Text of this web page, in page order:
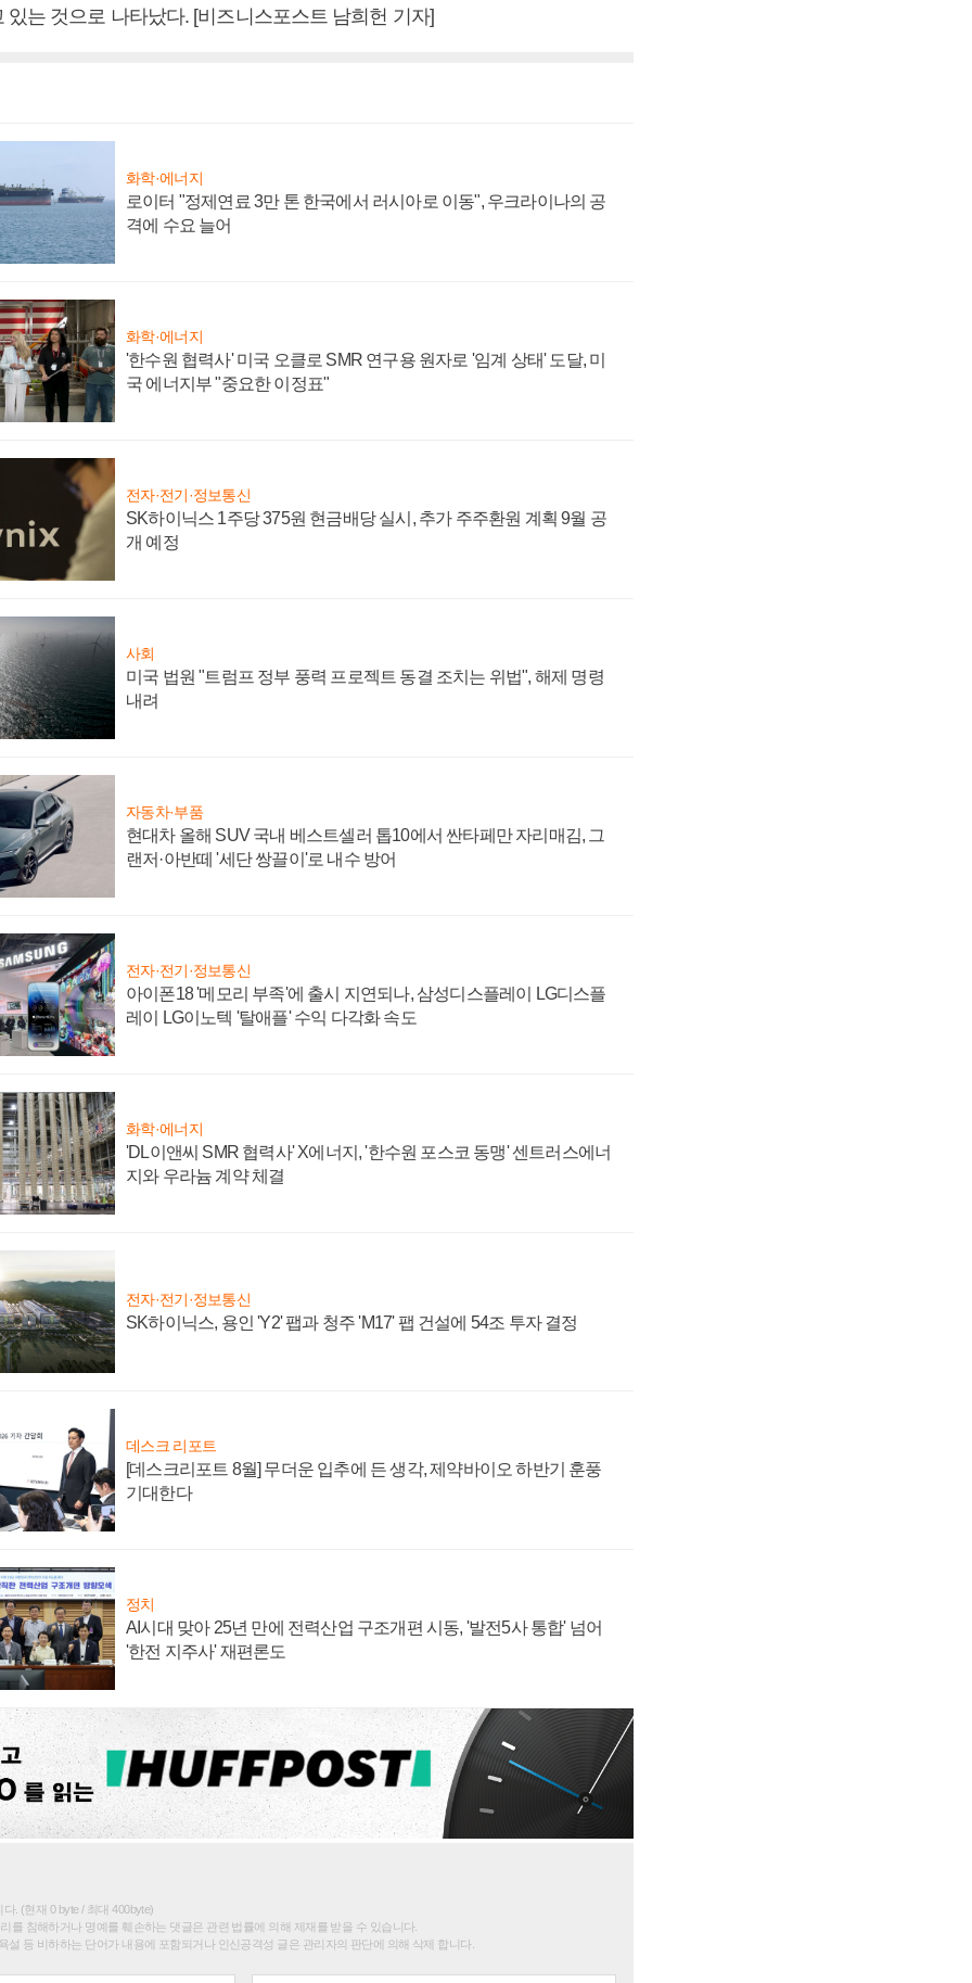
있는 것으로 나타났다. [비즈니스포스트 남희헌 기자]
화학·에너지
로이터 "정제연료 3만 톤 한국에서 러시아로 이동", 우크라이나의 공
격에 수요 늘어
화학·에너지
'한수원 협력사' 미국 오클로 SMR 연구용 원자로 '임계 상태' 도달, 미
국 에너지부 "중요한 이정표"
전자·전기·정보통신
SK하이닉스 1주당 375원 현금배당 실시, 추가 주주환원 계획 9월 공
개 예정
사회
미국 법원 "트럼프 정부 풍력 프로젝트 동결 조치는 위법", 해제 명령
내려
자동차·부품
현대차 올해 SUV 국내 베스트셀러 톱10에서 싼타페만 자리매김, 그
랜저·아반떼 '세단 쌍끌이'로 내수 방어
전자·전기·정보통신
아이폰18 '메모리 부족'에 출시 지연되나, 삼성디스플레이 LG디스플
레이 LG이노텍 '탈애플' 수익 다각화 속도
화학·에너지
'DL이앤씨 SMR 협력사' X에너지, '한수원 포스코 동맹' 센트러스에너
지와 우라늄 계약 체결
전자·전기·정보통신
SK하이닉스, 용인 'Y2' 팹과 청주 'M17' 팹 건설에 54조 투자 결정
데스크 리포트
[데스크리포트 8월] 무더운 입추에 든 생각, 제약바이오 하반기 훈풍
기대한다
정치
AI시대 맞아 25년 만에 전력산업 구조개편 시동, '발전5사 통합' 넘어
'한전 지주사' 재편론도
. (현재 0 byte / 최대 400byte)
를 침해하거나 명예를 훼손하는 댓글은 관련 법률에 의해 제재를 받을 수 있습니다.
설 등 비하하는 단어가 내용에 포함되거나 인신공격성 글은 관리자의 판단에 의해 삭제 합니다.